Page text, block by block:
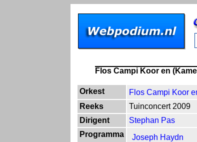
Flos Campi Koor en
Orkest
Flos Campi Koor
Reeks
Tuinconcert 2009
Dirigent
Stephan Pas
Programma
Joseph Haydn